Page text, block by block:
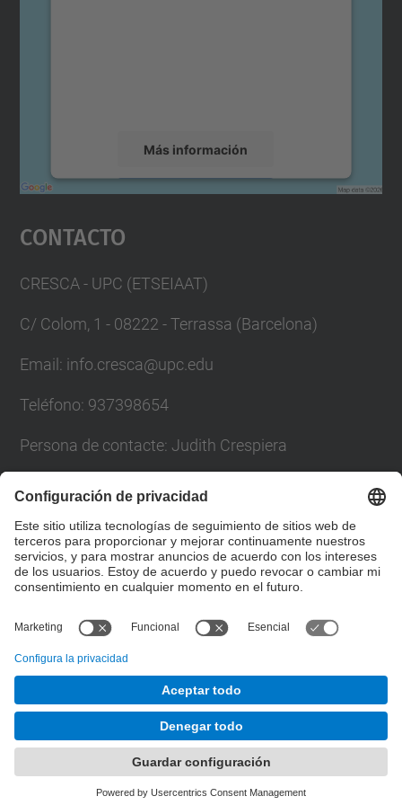
Más información
Aceptar
powered by
Contacto
CRESCA - UPC (ETSEIAAT)
C/ Colom, 1 - 08222 - Terrassa (Barcelona)
Email: info.cresca@upc.edu
Teléfono: 937398654
Persona de contacte: Judith Crespiera
Formulario de contacto
Lista Redes Sociales
© UPC
Desarrollado con
Mapa del Sitio
Accesibilidad
Aviso legal
Configuración de privacidad